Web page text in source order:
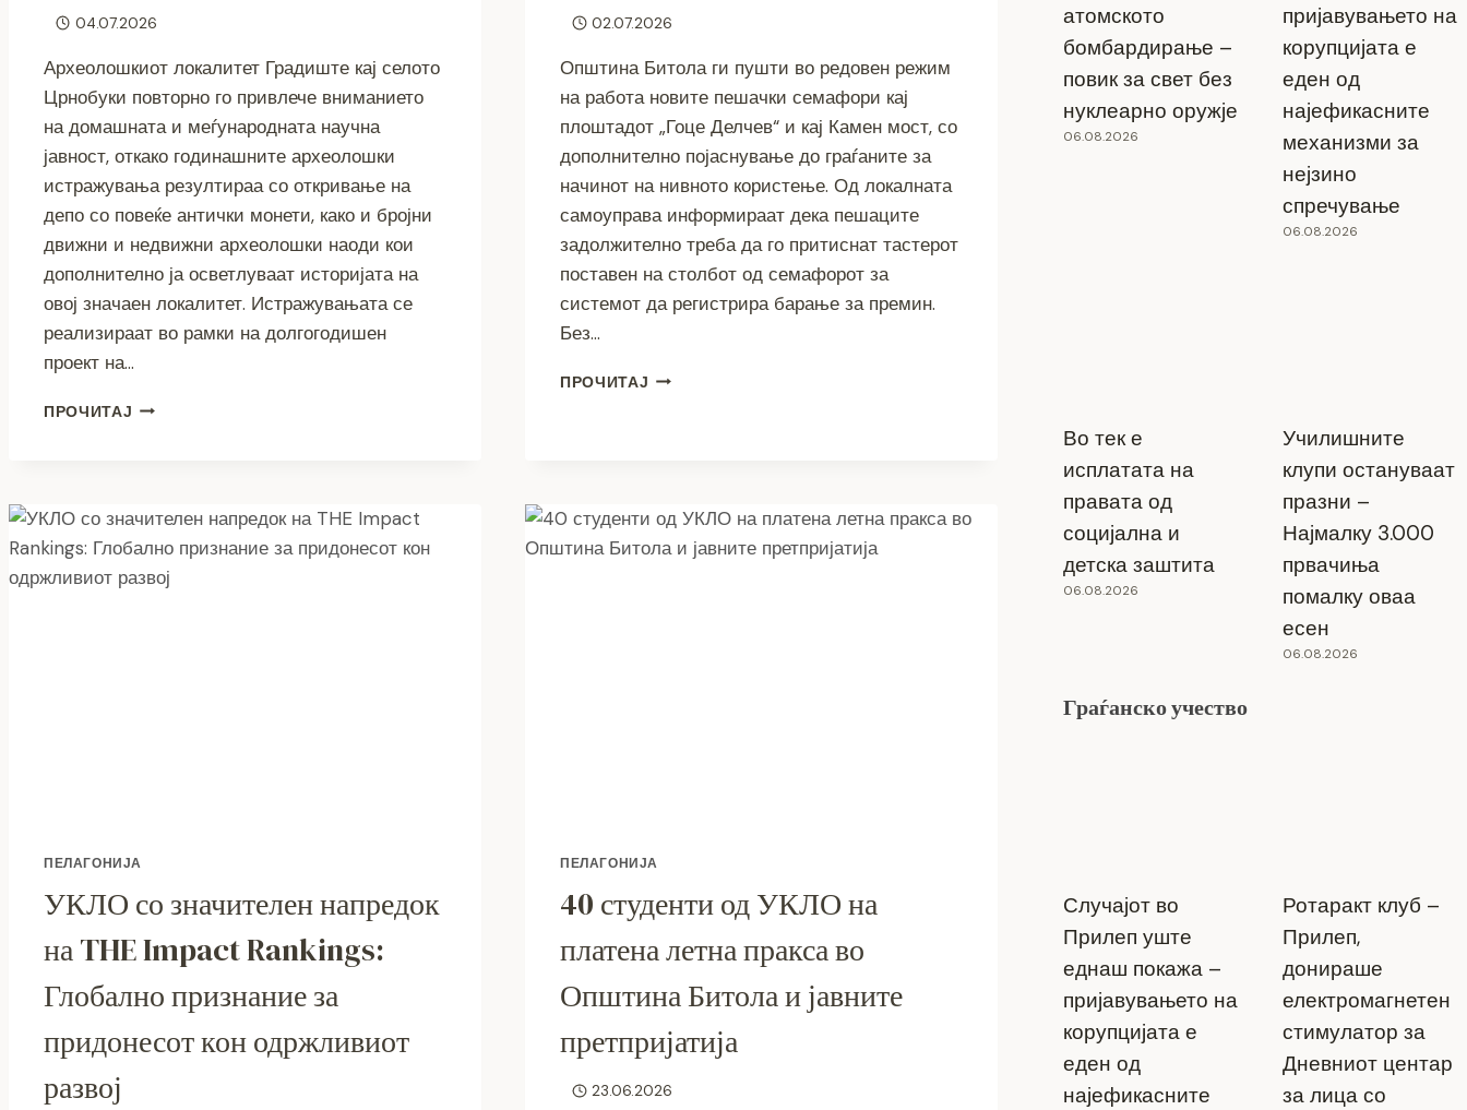
04.07.2026
Археолошкиот локалитет Градиште кај селото
Црнобуки повторно го привлече вниманието
на домашната и меѓународната научна
јавност, откако годинашните археолошки
истражувања резултираа со откривање на
депо со повеќе антички монети, како и бројни
движни и недвижни археолошки наоди кои
дополнително ја осветлуваат историјата на
овој значаен локалитет. Истражувањата се
реализираат во рамки на долгогодишен
проект на…
ПРОЧИТАЈ НОВО
ВАЖНОСТ
НА
ГРАДИШТЕ
КАЈ
02.07.2026
Општина Битола ги пушти во редовен режим
на работа новите пешачки семафори кај
плоштадот „Гоце Делчев“ и кај Камен мост, со
дополнително појаснување до граѓаните за
начинот на нивното користење. Од локалната
самоуправа информираат дека пешаците
задолжително треба да го притиснат тастерот
поставен на столбот од семафорот за
системот да регистрира барање за премин.
Без…
ПРОЧИТАЈ НОВО
БИТОЛА
ПРВО
ПЕЛАГОНИЈА
УКЛО со значителен напредок
на THE Impact Rankings:
Глобално признание за
придонесот кон одржливиот
развој
ПЕЛАГОНИЈА
40 студенти од УКЛО на
платена летна пракса во
Општина Битола и јавните
претпријатија
23.06.2026
атомското
бомбардирање –
повик за свет без
нуклеарно оружје
06.08.2026
пријавувањето на
корупцијата е
еден од
најефикасните
механизми за
нејзино
спречување
06.08.2026
Во тек е
исплатата на
правата од
социјална и
детска заштита
06.08.2026
Училишните
клупи остануваат
празни –
Најмалку 3.000
првачиња
помалку оваа
есен
06.08.2026
Граѓанско учество
Случајот во
Прилеп уште
еднаш покажа –
пријавувањето на
корупцијата е
еден од
најефикасните
Ротаракт клуб –
Прилеп,
донираше
електромагнетен
стимулатор за
Дневниот центар
за лица со